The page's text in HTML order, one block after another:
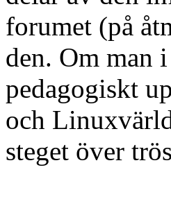
forumet (på
den. Om man
pedagogiskt
och
steget över